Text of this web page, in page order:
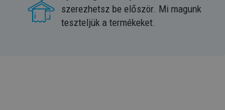
szerezhetsz be először. Mi magunk
teszteljük a termékeket.